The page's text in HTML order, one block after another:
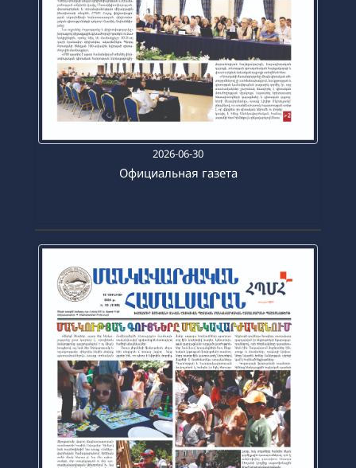
2026-06-30
Официальная газета